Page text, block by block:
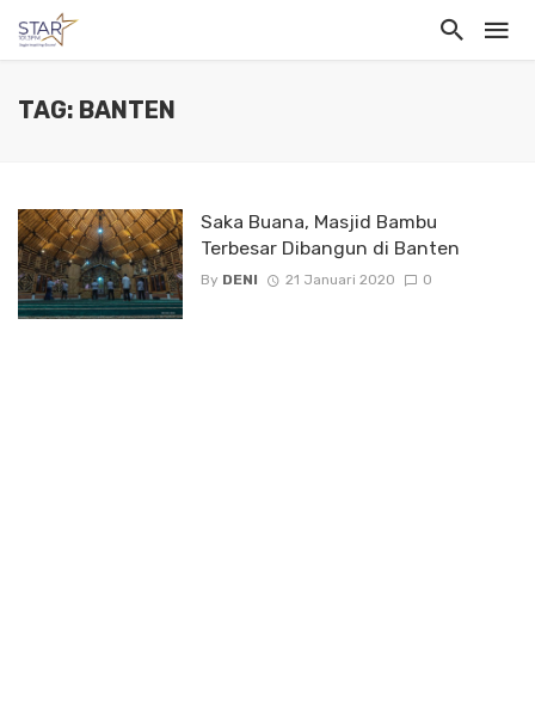
TAG: BANTEN
Saka Buana, Masjid Bambu
Terbesar Dibangun di Banten
By DENI 21 Januari 2020 0